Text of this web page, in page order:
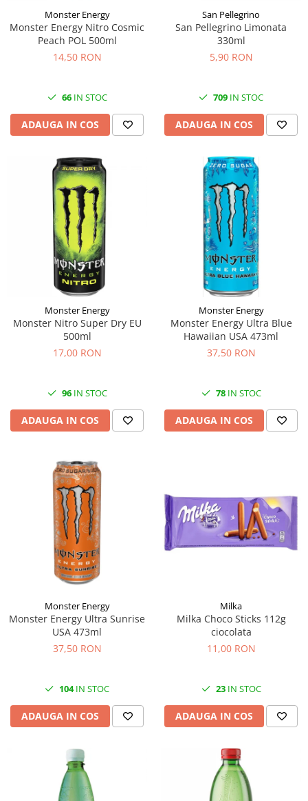
Monster Energy
Monster Energy Nitro Cosmic
Peach POL 500ml
14,50 RON
66IN STOC
ADAUGA IN COS
San Pellegrino
San Pellegrino Limonata
330ml
5,90 RON
709 IN STOC
ADAUGA IN COS
Monster Energy
Monster Nitro Super Dry EU
500ml
17,00 RON
96IN STOC
ADAUGA IN COS
Monster Energy
Monster Energy Ultra Blue
Hawaiian USA 473ml
37,50 RON
78IN STOC
ADAUGA IN COS
Monster Energy
Monster Energy Ultra Sunrise
USA 473ml
37,50 RON
104IN STOC
ADAUGA IN COS
Milka
Milka Choco Sticks 112g
ciocolata
11,00 RON
23IN STOC
ADAUGA IN COS